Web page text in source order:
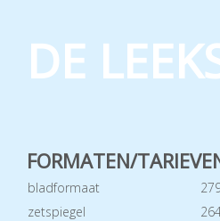
DE
FORMATEN/
bladformaat
zetspiegel